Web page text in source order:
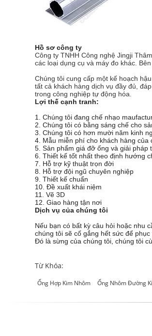
Hồ sơ công ty
Công ty TNHH Công nghệ Jingji
các loại dụng cụ và máy đo khác.
Chúng tôi cung cấp một kế hoạch
tất cả khách hàng dịch vụ đầy đủ,
trong công nghiệp tự động hóa.
Lợi thế cạnh tranh:
1. Chúng tôi đang chế nhạo
2. Chúng tôi có bằng sáng chế cho
3. Chúng tôi có hơn mười năm kinh
4. Mẫu miễn phí cho khách hàng của
5. Sản phẩm giá đỡ ống và giải
6. Thiết kế tốt nhất theo định hướng
7. Hỗ trợ kỹ thuật trọn đời
8. Hỗ trợ đội ngũ chuyên nghiệp
9. Thiết kế chuẩn
10. Đề xuất khái niệm
11. Vẽ 3D
12. Giao hàng tận nơi
Dịch vụ của chúng tôi
Nếu bạn có bất kỳ câu hỏi hoặc nhu
chúng tôi sẽ cố gắng hết sức để phục
Đó là sừng của chúng tôi, chúng tôi
Từ Khóa:
Ống Hợp Kim Nhôm Ống Nhôm Đường